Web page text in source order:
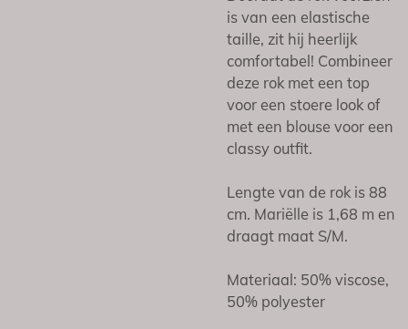
is van een elastische
taille, zit hij heerlijk
comfortabel! Combineer
deze rok met een top
voor een stoere look of
met een blouse voor een
classy outfit.
Lengte van de rok is 88
cm. Mariëlle is 1,68 m en
draagt maat S/M.
Materiaal: 50% viscose,
50% polyester